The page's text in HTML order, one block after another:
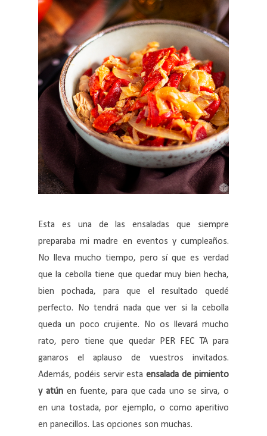
Esta es una de las ensaladas que siempre
preparaba mi madre en eventos y cumpleaños.
No lleva mucho tiempo, pero sí que es verdad
que la cebolla tiene que quedar muy bien hecha,
bien pochada, para que el resultado quedé
perfecto. No tendrá nada que ver si la cebolla
queda un poco crujiente. No os llevará mucho
rato, pero tiene que quedar PER FEC TA para
ganaros el aplauso de vuestros invitados.
Además, podéis servir estaensalada de pimiento
y atúnen fuente, para que cada uno se sirva, o
en una tostada, por ejemplo, o como aperitivo
en panecillos. Las opciones son muchas.